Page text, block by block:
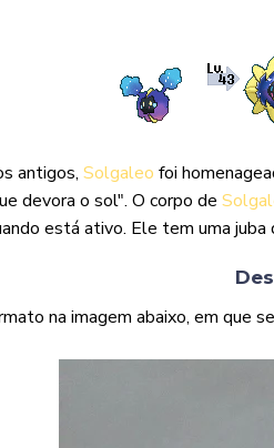
antigos, Solgaleo foi
devora o sol". O corpo de
está ativo. Ele tem uma
na imagem abaixo, em que